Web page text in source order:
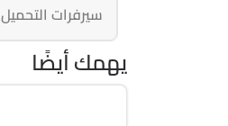
سيرفرات التحميل
يهمك أيضًا